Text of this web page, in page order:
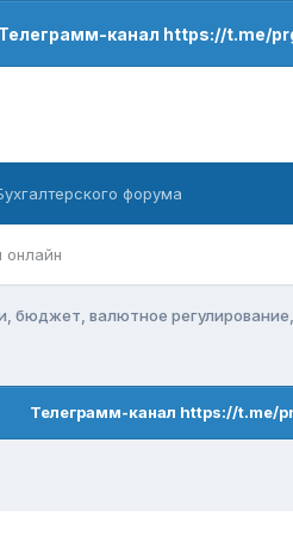
Телеграмм-канал https://t.me/
онлайн
форума
бюджет, валютное
Телеграмм-канал https://t.me/